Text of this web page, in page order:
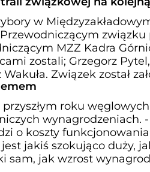
w
związku
MZZ Kadra
zostali; Grzegorz
Związek został
roku węglowych
wynagrodzeniach.
o koszty
jakiś szokująco duży,
sam, jak wzrost